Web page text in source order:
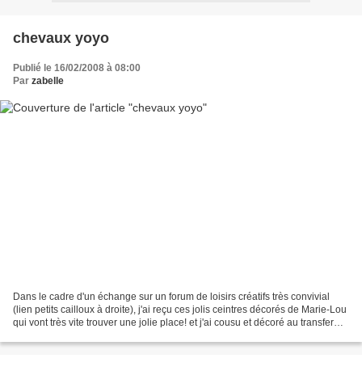
chevaux yoyo
Publié le 16/02/2008 à 08:00
Par zabelle
Dans le cadre d'un échange sur un forum de loisirs créatifs très convivial
(lien petits cailloux à droite), j'ai reçu ces jolis ceintres décorés de Marie-Lou
qui vont très vite trouver une jolie place! et j'ai cousu et décoré au transfer